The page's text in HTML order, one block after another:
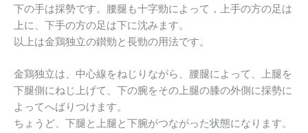
下の手は採勢です。腰腿も十字勁によって，上手の方の足は
上に、下手の方の足は下に沈みます。
以上は金鶏独立の鑚勁と長勁の用法です。
金鶏独立は、中心線をねじりながら、腰腿によって、上腿を
下腿側にねじ上げて、下の腕をその上腿の膝の外側に採勢に
よってへばりつけます。
ちょうど、下腿と上腿と下腕がつながった状態になります。